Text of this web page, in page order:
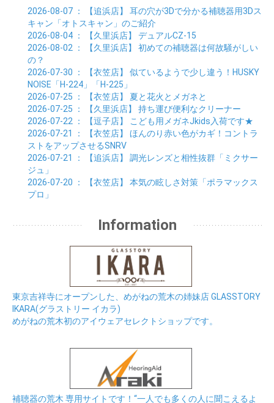
01月 (24)
02月 (20)
01月 (23)
03月 (25)
02月 (30)
01月 (33)
04月 (9)
03月 (7)
02月 (7)
01月 (9)
2026-08-07 ： 【追浜店】 耳の穴が3Dで分かる補聴器用3Dス
キャン「オトスキャン」のご紹介
2026-08-04 ： 【久里浜店】 デュアルCZ-15
2026-08-02 ： 【久里浜店】 初めての補聴器は何故騒がしい
の？
2026-07-30 ： 【衣笠店】 似ているようで少し違う！HUSKY
NOISE「H-224」「H-225」
2026-07-25 ： 【衣笠店】 夏と花火とメガネと
2026-07-25 ： 【久里浜店】 持ち運び便利なクリーナー
2026-07-22 ： 【逗子店】
こども用メガネJkids入荷です★
2026-07-21
： 【衣笠店】 ほんのり赤い色がカギ！コントラ
ストをアップさせるSNRV
2026-07-21
： 【追浜店】 調光レンズと相性抜群「ミクサー
ジュ」
2026-07-20 ： 【衣笠店】 本気の眩しさ対策「ポラマックス
プロ」
Information
東京吉祥寺にオープンした、めがねの荒木の姉妹店 GLASSTORY
IKARA(グラストリー イカラ)
めがねの荒木初のアイウェアセレクトショップです。
補聴器の荒木 専用サイトです！“一人でも多くの人に聞こえるよ